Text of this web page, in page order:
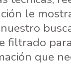
le
filtrado
que